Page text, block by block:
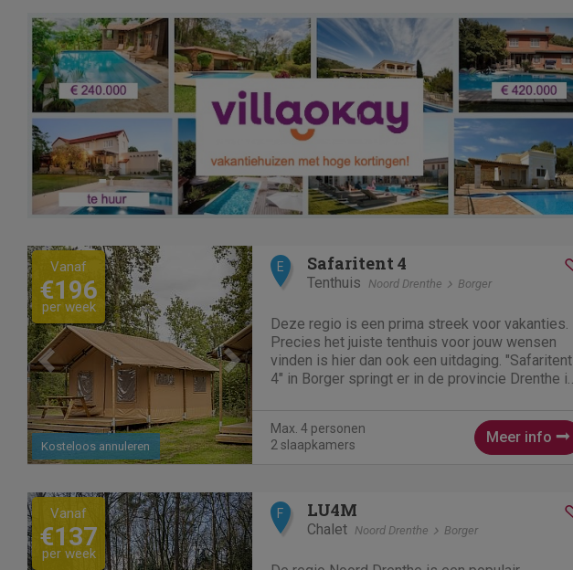
Previous Next
Kosteloos annuleren
Vanaf
€196
per week
E Safaritent 4
Tenthuis Noord Drenthe Borger
Deze regio is een prima streek voor vakanties.
Precies het juiste tenthuis voor jouw wensen
vinden is hier dan ook een uitdaging. "Safaritent
4" in Borger springt er in de provincie Drenthe in
Deze...
Max. 4 personen
2 slaapkamers
Meer info
Previous Next
Vanaf
€137
per week
F LU4M
Chalet Noord Drenthe Borger